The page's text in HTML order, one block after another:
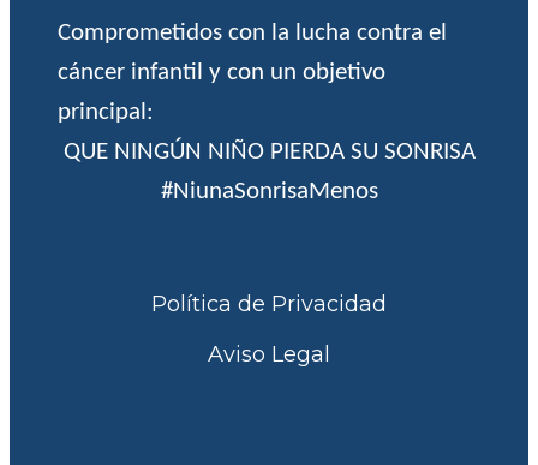
Comprometidos con la lucha contra el
cáncer infantil y con un objetivo
principal:
QUE NINGÚN NIÑO PIERDA SU SONRISA
#NiunaSonrisaMenos
Política de Privacidad
Aviso Legal